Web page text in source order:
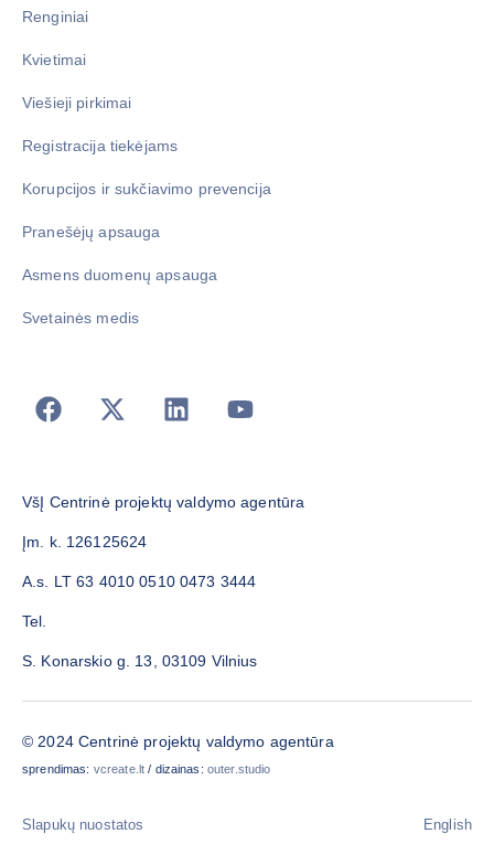
Renginiai
Kvietimai
Viešieji pirkimai
Registracija tiekėjams
Korupcijos ir sukčiavimo prevencija
Pranešėjų apsauga
Asmens duomenų apsauga
Svetainės medis
VšĮ Centrinė projektų valdymo agentūra
Įm. k. 126125624
A.s. LT 63 4010 0510 0473 3444
Tel.
S. Konarskio g. 13, 03109 Vilnius
© 2024 Centrinė projektų valdymo agentūra
sprendimas: vcreate.lt / dizainas: outer.studio
Slapukų nuostatos English